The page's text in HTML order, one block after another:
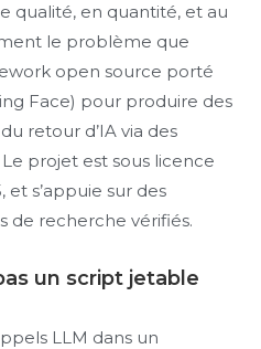
qualité, en quantité, et au
le problème que
open source porté
Face) pour produire des
retour d’IA via des
projet est sous licence
et s’appuie sur des
de recherche vérifiés.
un script jetable
LLM dans un